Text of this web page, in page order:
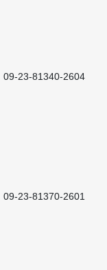
09-23-81340-2604
09-23-81370-2601